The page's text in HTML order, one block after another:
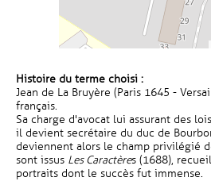
Histoire du terme choisi :
Jean de La Bruyère (Paris 1645 -
français.
Sa charge d'avocat lui assurant des
il devient secrétaire du duc de
deviennent alors le champ privilégié
sont issus Les Caractères (1688),
portraits dont le succès fut immense.